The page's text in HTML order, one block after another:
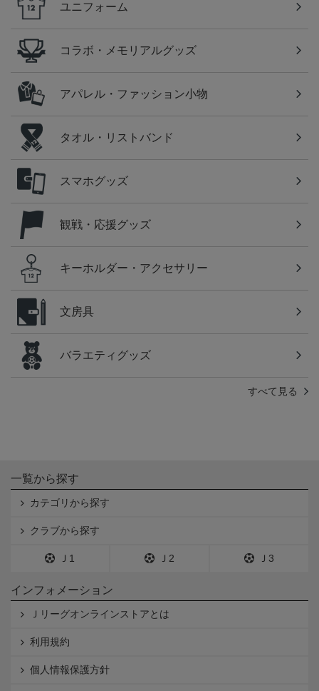
ユニフォーム
コラボ・メモリアルグッズ
アパレル・ファッション小物
タオル・リストバンド
スマホグッズ
観戦・応援グッズ
キーホルダー・アクセサリー
文房具
バラエティグッズ
すべて見る
一覧から探す
カテゴリから探す
クラブから探す
Ｊ1 Ｊ2 Ｊ3
インフォメーション
Ｊリーグオンラインストアとは
利用規約
個人情報保護方針